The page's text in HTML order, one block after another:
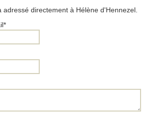
adressé directement à Hélène d'Hennezel.